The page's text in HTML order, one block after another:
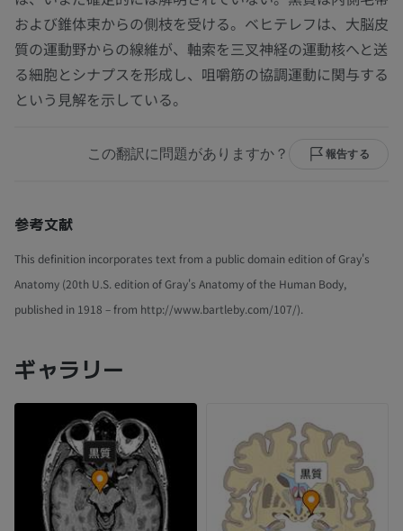
および錐体束からの側枝を受ける。ベヒテレフは、大脳皮
質の運動野からの線維が、軸索を三叉神経の運動核へと送
る細胞とシナプスを形成し、咀嚼筋の協調運動に関与する
という見解を示している。
この翻訳に問題がありますか？ 報告する
参考文献
This definition incorporates text from a public domain edition of Gray's
Anatomy (20th U.S. edition of Gray's Anatomy of the Human Body,
published in 1918 – from http://www.bartleby.com/107/).
ギャラリー